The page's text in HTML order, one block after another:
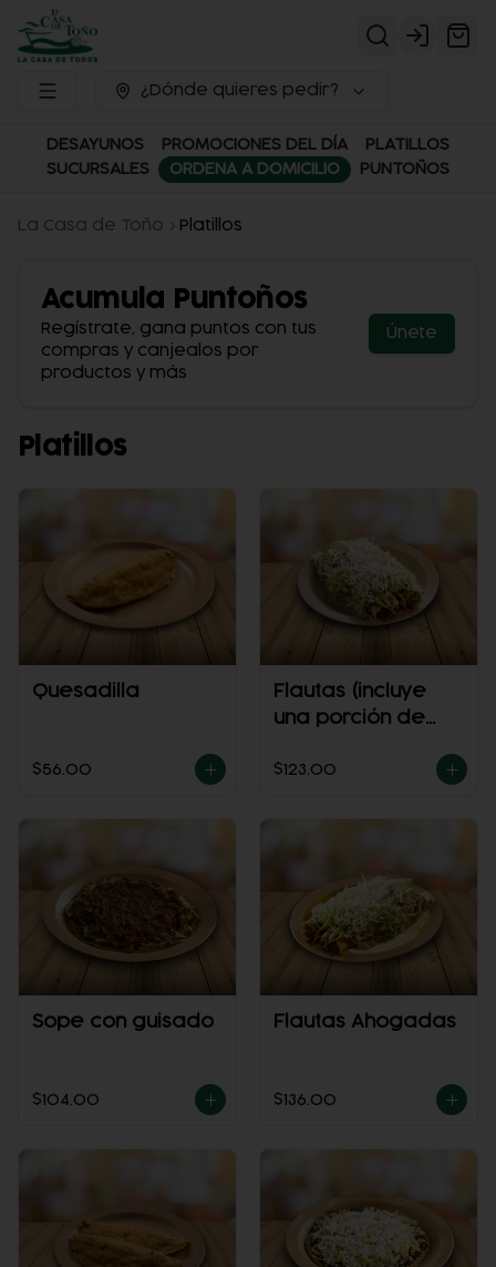
Login
¿Dónde quieres pedir?
DESAYUNOS PROMOCIONES DEL DÍA
PLATILLOS
SUCURSALES
ORDENA A DOMICILIO PUNTOÑOS
La Casa de Toño Platillos
Acumula Puntoños
Regístrate, gana puntos con tus
compras y canjealos por
productos y más
Únete
Platillos
Quesadilla
$56.00
Flautas (incluye
una porción de
$123.00
Sope con guisado
$104.00
Flautas Ahogadas
$136.00